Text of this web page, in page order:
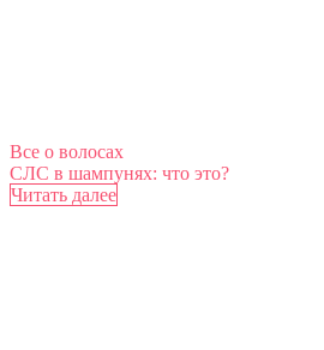
Все о волосах
СЛС в шампунях: что это?
Читать далее